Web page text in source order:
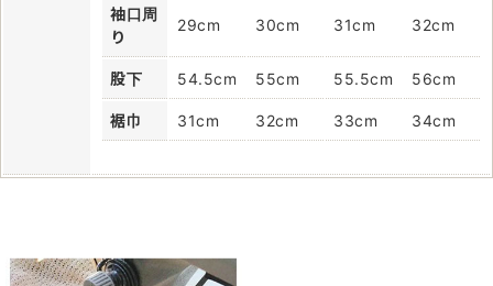
袖口周
り
29cm 30cm 31cm 32cm
股下 54.5cm 55cm 55.5cm 56cm
裾巾 31cm 32cm 33cm 34cm